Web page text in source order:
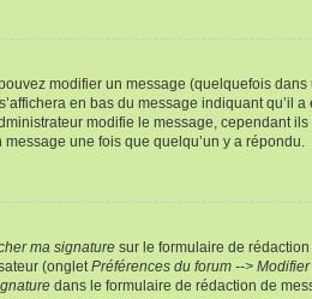
modifier un message (quelquefois
en bas du message indiquant qu’il a
modifie le message, cependant
une fois que quelqu’un y a répondu.
ma signature sur le formulaire de
(onglet Préférences du forum -->
dans le formulaire de rédaction de